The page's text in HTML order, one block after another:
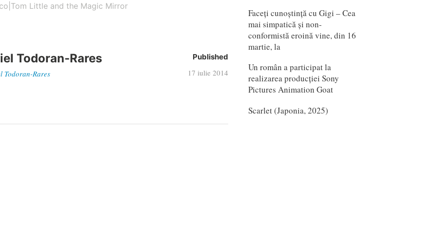
Little and the Magic Mirror
Todoran-Rares
Todoran-Rares
Published
17 iulie 2014
Faceți cunoștință cu Gigi – Cea
mai simpatică și non-
conformistă eroină vine, din 16
martie, la
Un român a participat la
realizarea producției Sony
Pictures Animation Goat
Scarlet (Japonia, 2025)